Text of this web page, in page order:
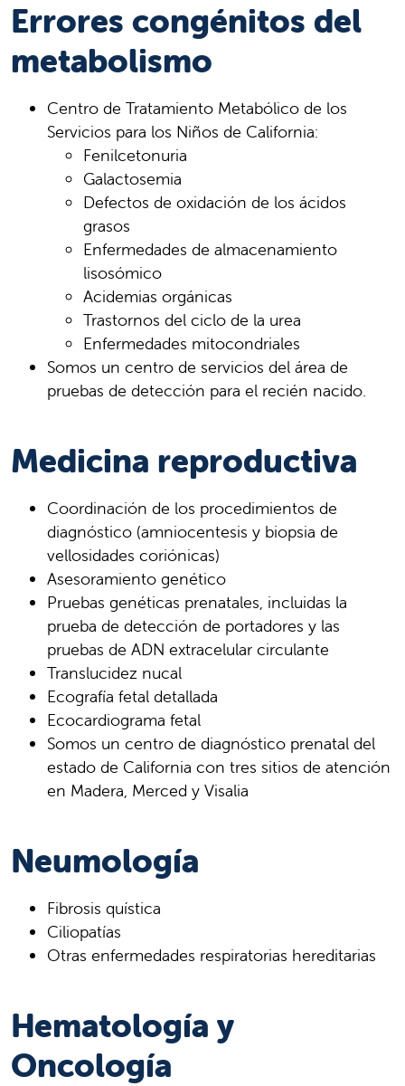
Errores congénitos del
metabolismo
Centro de Tratamiento Metabólico de los
Servicios para los Niños de California:
Fenilcetonuria
Galactosemia
Defectos de oxidación de los ácidos
grasos
Enfermedades de almacenamiento
lisosómico
Acidemias orgánicas
Trastornos del ciclo de la urea
Enfermedades mitocondriales
Somos un centro de servicios del área de
pruebas de detección para el recién nacido.
Medicina reproductiva
Coordinación de los procedimientos de
diagnóstico (amniocentesis y biopsia de
vellosidades coriónicas)
Asesoramiento genético
Pruebas genéticas prenatales, incluidas la
prueba de detección de portadores y las
pruebas de ADN extracelular circulante
Translucidez nucal
Ecografía fetal detallada
Ecocardiograma fetal
Somos un centro de diagnóstico prenatal del
estado de California con tres sitios de atención
en Madera, Merced y Visalia
Neumología
Fibrosis quística
Ciliopatías
Otras enfermedades respiratorias hereditarias
Hematología y
Oncología